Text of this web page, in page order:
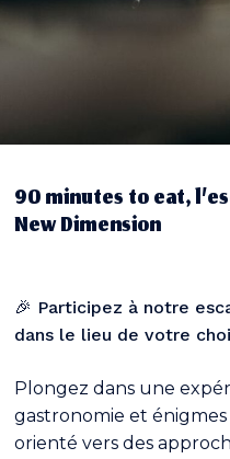
90 minutes to eat,
New Dimension
🎉 Participez à notre
dans le lieu de votre
Plongez dans une
gastronomie et
orienté vers des